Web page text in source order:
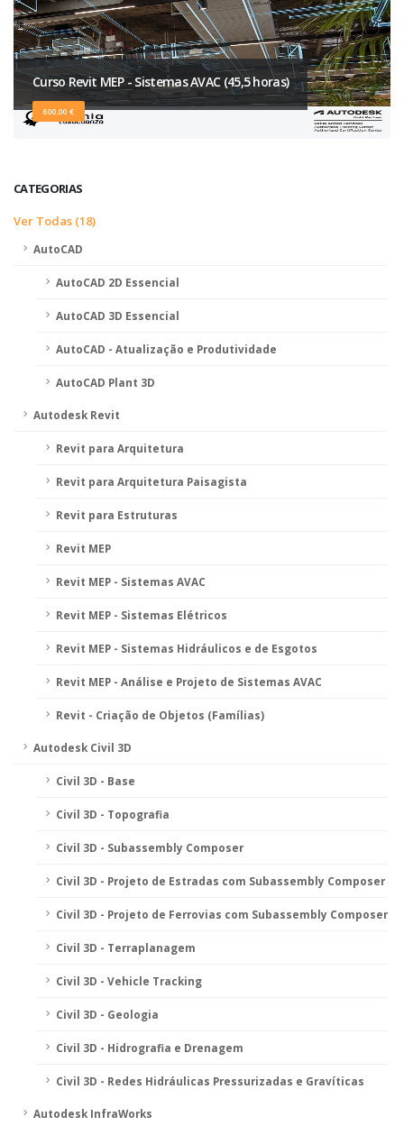
Curso Revit MEP - Sistemas AVAC (45,5 horas)
600,00 €
CATEGORIAS
Ver Todas (18)
AutoCAD
AutoCAD 2D Essencial
AutoCAD 3D Essencial
AutoCAD - Atualização e Produtividade
AutoCAD Plant 3D
Autodesk Revit
Revit para Arquitetura
Revit para Arquitetura Paisagista
Revit para Estruturas
Revit MEP
Revit MEP - Sistemas AVAC
Revit MEP - Sistemas Elétricos
Revit MEP - Sistemas Hidráulicos e de Esgotos
Revit MEP - Análise e Projeto de Sistemas AVAC
Revit - Criação de Objetos (Famílias)
Autodesk Civil 3D
Civil 3D - Base
Civil 3D - Topografia
Civil 3D - Subassembly Composer
Civil 3D - Projeto de Estradas com Subassembly Composer
Civil 3D - Projeto de Ferrovias com Subassembly Composer
Civil 3D - Terraplanagem
Civil 3D - Vehicle Tracking
Civil 3D - Geologia
Civil 3D - Hidrografia e Drenagem
Civil 3D - Redes Hidráulicas Pressurizadas e Gravíticas
Autodesk InfraWorks